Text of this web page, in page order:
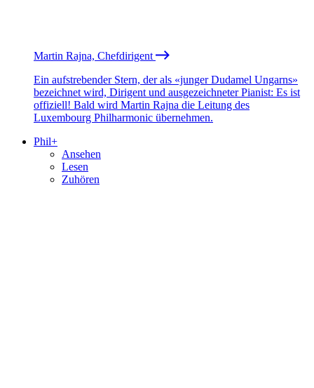
Martin Rajna, Chefdirigent
Ein aufstrebender Stern, der als «junger Dudamel Ungarns»
bezeichnet wird, Dirigent und ausgezeichneter Pianist: Es ist
offiziell! Bald wird Martin Rajna die Leitung des
Luxembourg Philharmonic übernehmen.
Phil+
Ansehen
Lesen
Zuhören